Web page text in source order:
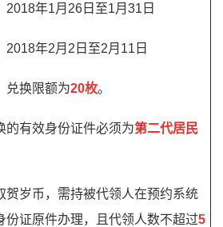
2018年1月26日至1月31日
2018年2月2日至2月11日
换限额为20枚。
有效身份证件必须为第二代居民
岁币，需持被代领人在预约系统
份证原件办理，且代领人数不超过5